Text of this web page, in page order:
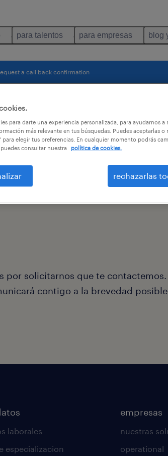
para talentos para empresas blog
a call back confirmation
por solicitarnos que te
contigo a la brevedad
laborales
especializacion
empresas
nuestras
operational
para darte una experiencia personalizada, para ayudarnos
más relevante en tus búsquedas. Puedes aceptarlas o
para elegir tus preferencias. En cualquier momento podrás
consultar nuestra
política de cookies.
rechazarlas